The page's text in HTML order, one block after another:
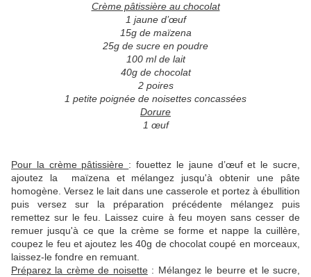
Crème pâtissière au chocolat
1 jaune d’œuf
15g de maïzena
25g de sucre en poudre
100 ml de lait
40g de chocolat
2 poires
1 petite poignée de noisettes concassées
Dorure
1 œuf
Pour la crème pâtissière : fouettez le jaune d’œuf et le sucre,
ajoutez la maïzena et mélangez jusqu'à obtenir une pâte
homogène. Versez le lait dans une casserole et portez à ébullition
puis versez sur la préparation précédente mélangez puis
remettez sur le feu. Laissez cuire à feu moyen sans cesser de
remuer jusqu'à ce que la crème se forme et nappe la cuillère,
coupez le feu et ajoutez les 40g de chocolat coupé en morceaux,
laissez-le fondre en remuant.
Préparez la crème de noisette: Mélangez le beurre et le sucre,